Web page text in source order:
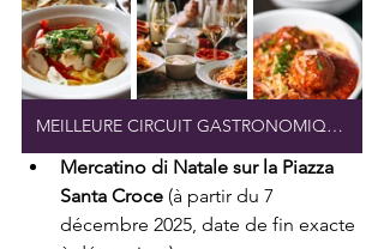
MEILLEURE CIRCUIT GASTRONOMIQUE DE VENISE
Mercatino di Natale sur la Piazza
Santa Croce (à partir du 7
décembre 2025, date de fin exacte